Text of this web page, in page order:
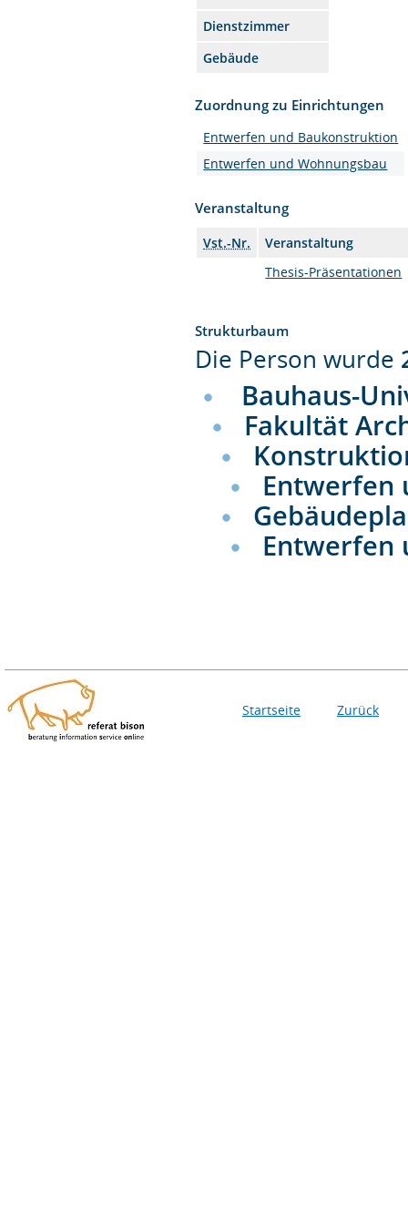
Dienstzimmer
Gebäude
Zuordnung zu Einrichtungen
Entwerfen und Baukonstruktion
Entwerfen und Wohnungsbau
Veranstaltung
Vst.-Nr.
Veranstaltung
Thesis-Präsentationen
Strukturbaum
Die Person wurde
Bauhaus-
Fakultät
Entwerfen
Startseite Zurück